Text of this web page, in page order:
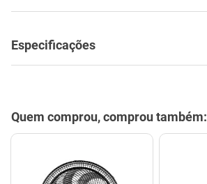
Especificações
Quem comprou, comprou também: